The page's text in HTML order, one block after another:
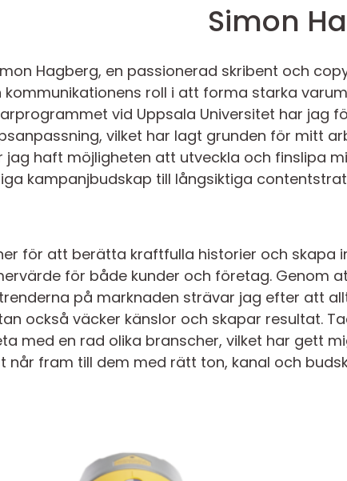
Simon
Hagberg, en passionerad skribent och
roll i att forma starka
vid Uppsala Universitet har jag
vilket har lagt grunden för mitt
jag haft möjligheten att utveckla och finslipa
kampanjbudskap till långsiktiga
för att berätta kraftfulla historier och skapa
för både kunder och företag. Genom
på marknaden strävar jag efter att
också väcker känslor och skapar resultat.
med en rad olika branscher, vilket har gett
når fram till dem med rätt ton, kanal och